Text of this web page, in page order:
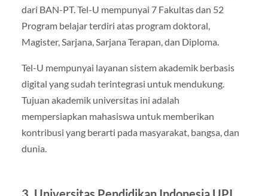
dari BAN-PT. Tel-U mempunyai 7 Fakultas dan 52
Program belajar terdiri atas program doktoral,
Magister, Sarjana, Sarjana Terapan, dan Diploma.
Tel-U mempunyai layanan sistem akademik berbasis
digital yang sudah terintegrasi untuk mendukung.
Tujuan akademik universitas ini adalah
mempersiapkan mahasiswa untuk memberikan
kontribusi yang berarti pada masyarakat, bangsa, dan
dunia.